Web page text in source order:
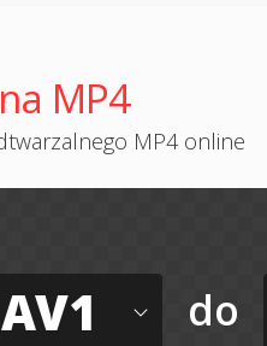
MP4
MP4 online
AV1 do